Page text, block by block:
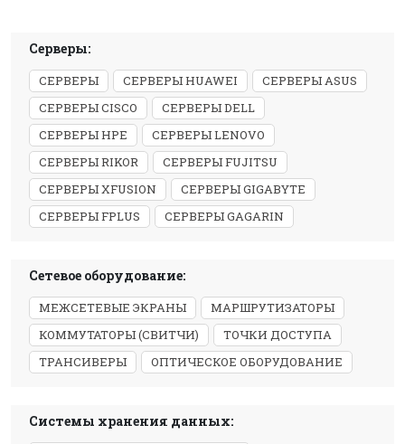
Серверы:
СЕРВЕРЫ СЕРВЕРЫ HUAWEI
СЕРВЕРЫ ASUS
СЕРВЕРЫ CISCO
СЕРВЕРЫ DELL
СЕРВЕРЫ HPE
СЕРВЕРЫ LENOVO
СЕРВЕРЫ RIKOR
СЕРВЕРЫ FUJITSU
СЕРВЕРЫ XFUSION
СЕРВЕРЫ GIGABYTE
СЕРВЕРЫ FPLUS
СЕРВЕРЫ GAGARIN
Сетевое оборудование:
МЕЖСЕТЕВЫЕ ЭКРАНЫ
МАРШРУТИЗАТОРЫ
КОММУТАТОРЫ (СВИТЧИ)
ТОЧКИ ДОСТУПА
ТРАНСИВЕРЫ
ОПТИЧЕСКОЕ ОБОРУДОВАНИЕ
Системы хранения данных: